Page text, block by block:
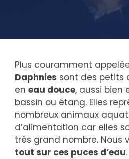
Plus couramment
Daphnies sont des petits
en eau douce, aussi bien
bassin ou étang. Elles
nombreux animaux
d’alimentation car elles
très grand nombre. Nous
tout sur ces puces d’eau.